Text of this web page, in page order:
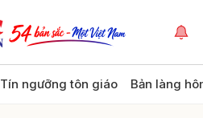
Tín ngưỡng tôn giáo Bản làng